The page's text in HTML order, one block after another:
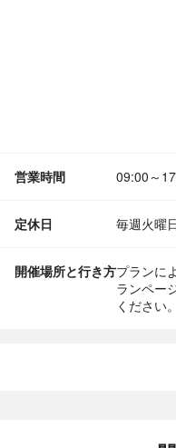
営業時間 09:00～
定休日 毎週火曜
開催場所と行き方プランに
ランペー
ください。